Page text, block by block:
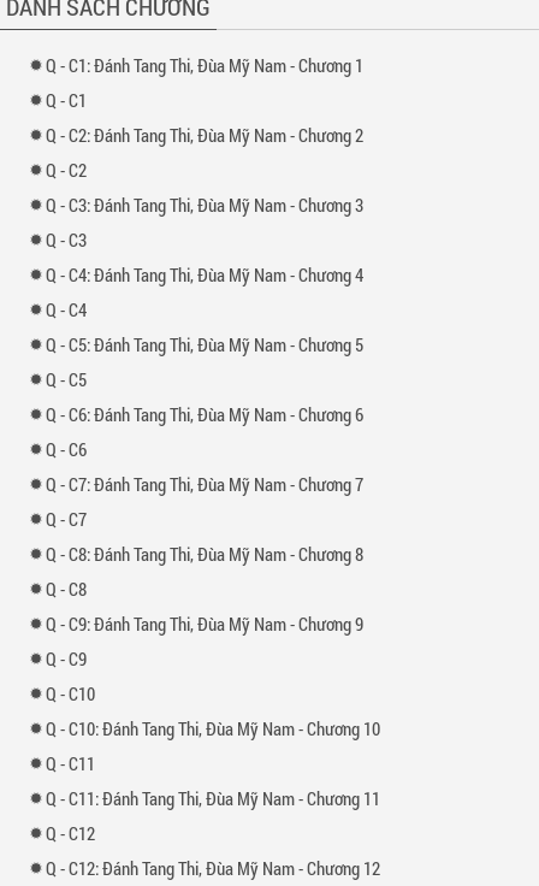
- 1: Đánh Tang Thi, Đùa Mỹ Nam - Chương 1
- 1
- 2: Đánh Tang Thi, Đùa Mỹ Nam - Chương 2
- 2
- 3: Đánh Tang Thi, Đùa Mỹ Nam - Chương 3
- 3
- 4: Đánh Tang Thi, Đùa Mỹ Nam - Chương 4
- 4
- 5: Đánh Tang Thi, Đùa Mỹ Nam - Chương 5
- 5
- 6: Đánh Tang Thi, Đùa Mỹ Nam - Chương 6
- 6
- 7: Đánh Tang Thi, Đùa Mỹ Nam - Chương 7
- 7
- 8: Đánh Tang Thi, Đùa Mỹ Nam - Chương 8
- 8
- 9: Đánh Tang Thi, Đùa Mỹ Nam - Chương 9
- 9
- 10
- 10: Đánh Tang Thi, Đùa Mỹ Nam - Chương 10
- 11
- 11: Đánh Tang Thi, Đùa Mỹ Nam - Chương 11
- 12
- 12: Đánh Tang Thi, Đùa Mỹ Nam - Chương 12